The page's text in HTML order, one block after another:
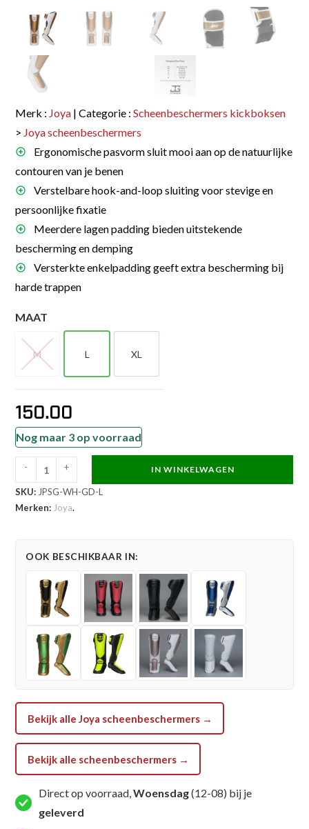
Merk : Joya | Categorie :Scheenbeschermers kickboksen
> Joya scheenbeschermers
Ergonomische pasvorm sluit mooi aan op de natuurlijke
contouren van je benen
Verstelbare hook-and-loop sluiting voor stevige en
persoonlijke fixatie
Meerdere lagen padding bieden uitstekende
bescherming en demping
Versterkte enkelpadding geeft extra bescherming bij
harde trappen
MAAT
M
M
L
L
XL
XL
150.00
Nog maar 3 op voorraad
Performance
Scheenbeschermers
aantal
- + IN WINKELWAGEN
SKU: JPSG-WH-GD-L
Merken: Joya.
OOK BESCHIKBAAR IN:
Bekijk alle Joya scheenbeschermers →
Bekijk alle scheenbeschermers →
Direct op voorraad,Woensdag(12-08) bij je
geleverd